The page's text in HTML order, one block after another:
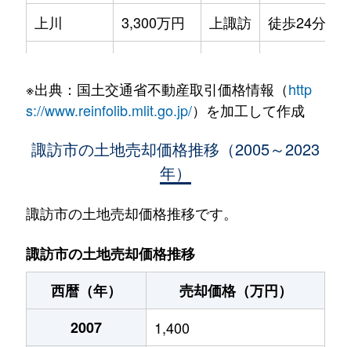
上川
3,300万円 上諏訪
徒歩24分
上川
1,100万円 上諏訪
徒歩45分
280万円
大字上諏訪
20万円 上諏訪
大字上諏訪
120万円
湖岸通り
1,100万円 上諏訪
徒歩2分
湖岸通り
450万円
※出典：国土交通省不動産取引価格情報（http
s://www.reinfolib.mlit.go.jp/）を加工して作成
諏訪市の土地売却価格推移（2005～2023
年）
諏訪市の土地売却価格推移です。
諏訪市の土地売却価格推移
西暦（年）
売却価格（万円）
2007
1,400